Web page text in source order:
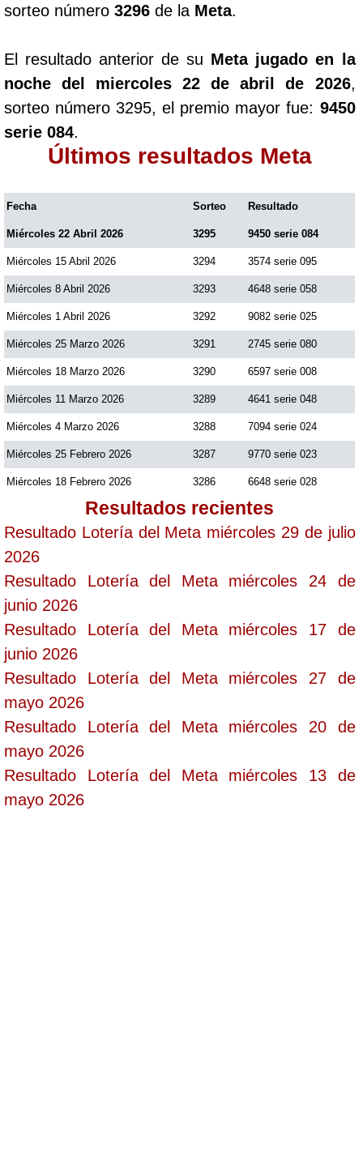
Paisita Día
Paisita Noche
Paisita 3
Pick 3 Día
Pick 4 Día
Pick 4 Noche
Pijao de Oro
Saman de la suerte
Sinuano Día
Sinuano Noche
sorteo número 3296 de la Meta.
El resultado anterior de su Meta jugado en la
noche del miercoles 22 de abril de 2026,
sorteo número 3295, el premio mayor fue: 9450
serie 084.
Últimos resultados Meta
Fecha Sorteo Resultado
Miércoles 22 Abril 2026 3295 9450 serie 084
Miércoles 15 Abril 2026 3294 3574 serie 095
Miércoles 8 Abril 2026 3293 4648 serie 058
Miércoles 1 Abril 2026 3292 9082 serie 025
Miércoles 25 Marzo 2026 3291 2745 serie 080
Miércoles 18 Marzo 2026 3290 6597 serie 008
Miércoles 11 Marzo 2026 3289 4641 serie 048
Miércoles 4 Marzo 2026 3288 7094 serie 024
Miércoles 25 Febrero 2026 3287 9770 serie 023
Miércoles 18 Febrero 2026 3286 6648 serie 028
Resultados recientes
Resultado Lotería del Meta miércoles 29 de julio
2026
Resultado Lotería del Meta miércoles 24 de
junio 2026
Resultado Lotería del Meta miércoles 17 de
junio 2026
Resultado Lotería del Meta miércoles 27 de
mayo 2026
Resultado Lotería del Meta miércoles 20 de
mayo 2026
Resultado Lotería del Meta miércoles 13 de
mayo 2026